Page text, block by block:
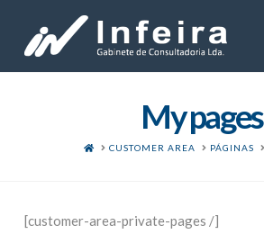
My pages
HOMECUSTOMER AREA PÁGINAS
[customer-area-private-pages /]